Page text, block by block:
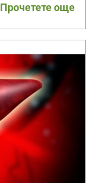
Прочетете още